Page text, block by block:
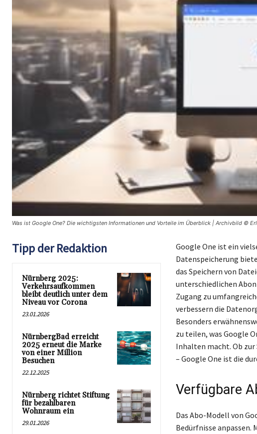
Was ist Google One? Die wichtigsten Informationen und Vorteile im Überblick | Archivbild ©
Tipp der Redaktion
Nürnberg 2025:
Verkehrsaufkommen
bleibt deutlich unter dem
Niveau vor Corona
23.01.2026
NürnbergBad erreicht
2025 erneut die Marke
von einer Million
Besuchen
22.12.2025
Nürnberg richtet Stiftung
für bezahlbaren
Wohnraum ein
29.01.2026
Google One ist ein
Datenspeicherung
das Speichern von
unterschiedlichen
Zugang zu
verbessern die
Besonders
zu teilen, was Google
Inhalten macht. Ob
– Google One ist die
Verfügbare
Das Abo-Modell von
Bedürfnisse